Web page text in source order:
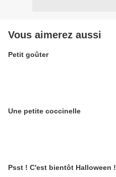
Vous aimerez aussi
Petit goûter
Une petite coccinelle
Psst ! C'est bientôt Halloween !